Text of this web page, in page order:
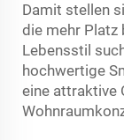
Damit stellen
die mehr Platz
Lebensstil
hochwertige
eine attraktive